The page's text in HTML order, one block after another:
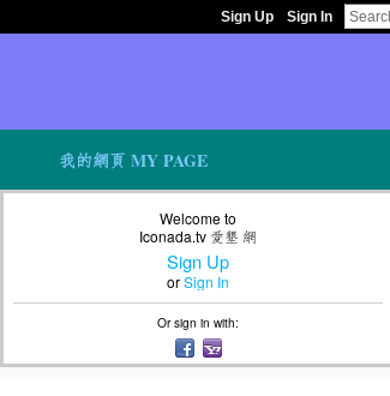
Sign Up Sign In
我的網頁 MY PAGE
Welcome to
Iconada.tv 愛墾 網
Sign Up
orSign In
Or sign in with: